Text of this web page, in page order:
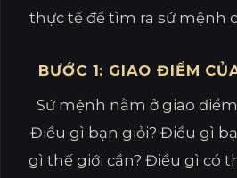
thực tế để tìm ra sứ mệnh
BƯỚC 1: GIAO ĐIỂM
Sứ mệnh nằm ở giao
Điều gì bạn giỏi? Điều gì
gì thế giới cần? Điều gì có